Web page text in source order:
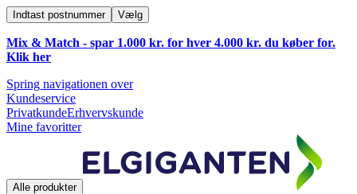
Indtast postnummer Vælg
Mix & Match - spar 1.000 kr. for hver 4.000 kr. du køber for.
Klik her
Spring navigationen over
Kundeservice
PrivatkundeErhvervskunde
Mine favoritter
Alle produkter